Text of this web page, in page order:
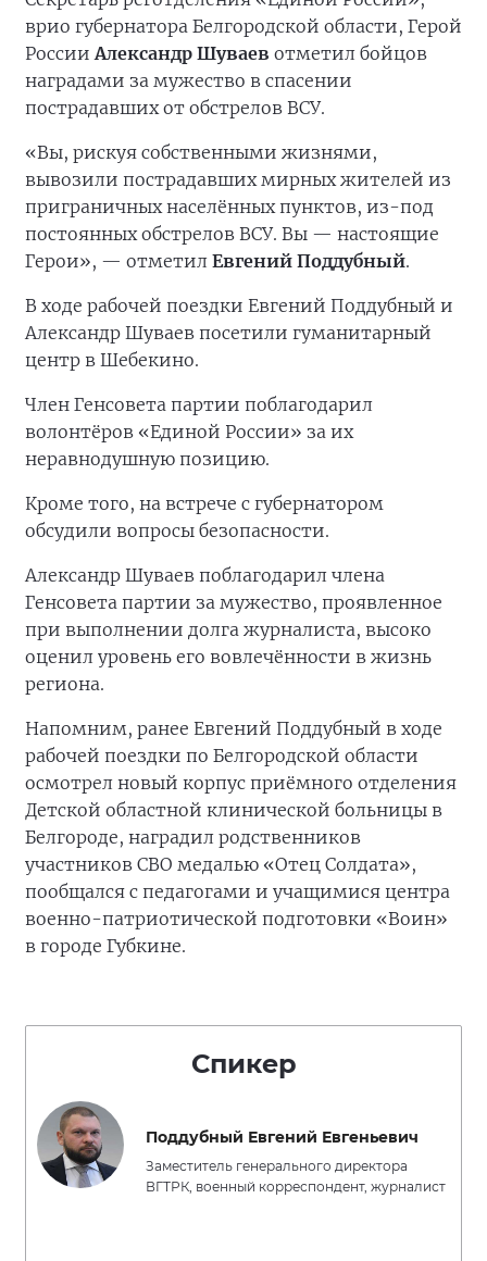
врио губернатора Белгородской области, Герой
РоссииАлександр Шуваев отметил бойцов
наградами за мужество в спасении
пострадавших от обстрелов ВСУ.
«Вы, рискуя собственными жизнями,
вывозили пострадавших мирных жителей из
приграничных населённых пунктов, из-под
постоянных обстрелов ВСУ. Вы — настоящие
Герои», — отметил Евгений Поддубный.
В ходе рабочей поездки Евгений Поддубный и
Александр Шуваев посетили гуманитарный
центр в Шебекино.
Член Генсовета партии поблагодарил
волонтёров «Единой России» за их
неравнодушную позицию.
Кроме того, на встрече с губернатором
обсудили вопросы безопасности.
Александр Шуваев поблагодарил члена
Генсовета партии за мужество, проявленное
при выполнении долга журналиста, высоко
оценил уровень его вовлечённости в жизнь
региона.
Напомним, ранее Евгений Поддубный в ходе
рабочей поездки по Белгородской области
осмотрел новый корпус приёмного отделения
Детской областной клинической больницы в
Белгороде, наградил родственников
участников СВО медалью «Отец Солдата»,
пообщался с педагогами и учащимися центра
военно-патриотической подготовки «Воин»
в городе Губкине.
Спикер
Поддубный Евгений Евгеньевич
Заместитель генерального директора
ВГТРК, военный корреспондент, журналист